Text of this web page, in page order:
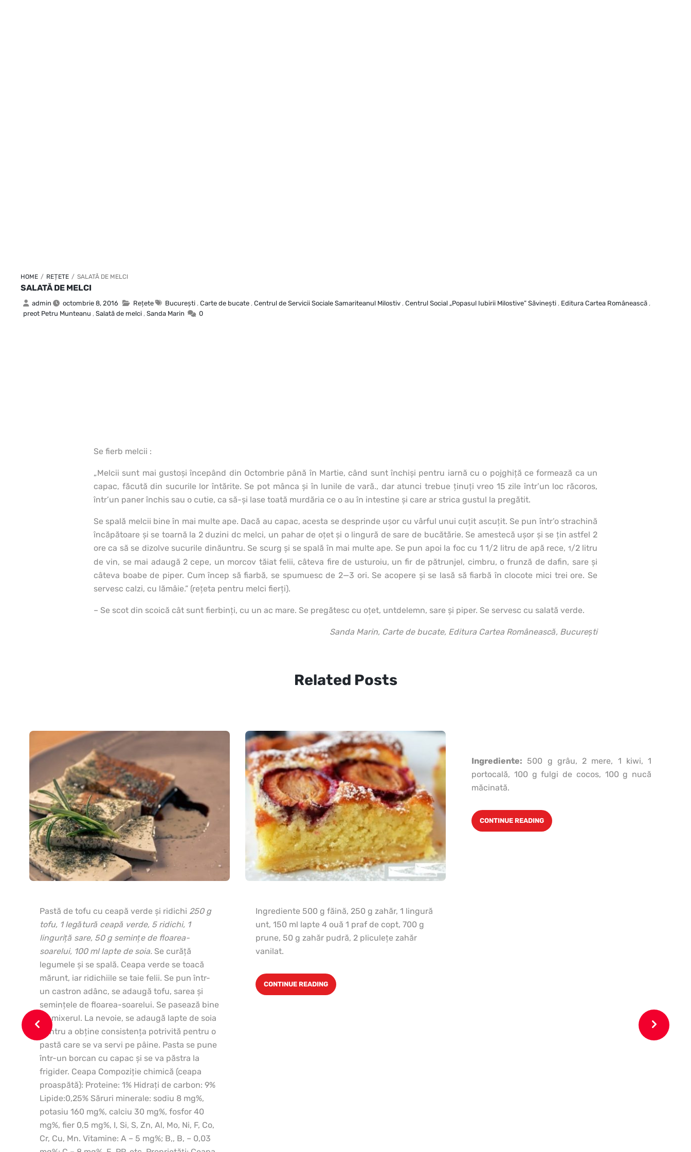
HOME / REȚETE / SALATĂ DE MELCI
SALATĂ DE MELCI
admin octombrie 8, 2016 Rețete Bucureşti , Carte de bucate , Centrul de Servicii Sociale Samariteanul Milostiv , Centrul Social „Popasul Iubirii Milostive” Săvineşti , Editura Cartea Românească ,
preot Petru Munteanu , Salată de melci , Sanda Marin 0
Se fierb melcii :
„Melcii sunt mai gustoşi începând din Octombrie până în Martie, când sunt închişi pentru iarnă cu o pojghiţă ce formează ca un
capac, făcută din sucurile lor întărite. Se pot mânca şi în lunile de vară., dar atunci trebue ţinuţi vreo 15 zile într’un loc răcoros,
într’un paner închis sau o cutie, ca să-şi lase toată murdăria ce o au în intestine şi care ar strica gustul la pregătit.
Se spală melcii bine în mai multe ape. Dacă au capac, acesta se desprinde uşor cu vârful unui cuţit ascuţit. Se pun într’o strachină
încăpătoare şi se toarnă la 2 duzini dc melci, un pahar de oţet şi o lingură de sare de bucătărie. Se amestecă uşor şi se ţin astfel 2
ore ca să se dizolve sucu­rile dinăuntru. Se scurg şi se spală în mai multe ape. Se pun apoi la foc cu 1 1/2 litru de apă rece, 1/2 litru
de vin, se mai adaugă 2 cepe, un morcov tăiat felii, câteva fire de usturoiu, un fir de pătrunjel, cimbru, o frunză de dafin, sare şi
câteva boabe de piper. Cum încep să fiarbă, se spumuesc de 2—3 ori. Se acopere şi se lasă să fiarbă în clocote mici trei ore. Se
servesc calzi, cu lămâie.” (reţeta pentru melci fierţi).
– Se scot din scoică cât sunt fierbinţi, cu un ac mare. Se pregătesc cu oţet, untdelemn, sare şi piper. Se ser­vesc cu salată verde.
Sanda Marin, Carte de bucate, Editura Cartea Românească, Bucureşti
Related Posts
Pastă de tofu cu ceapă verde şi ridichi 250 g
tofu, 1 legătură ceapă verde, 5 ridichi, 1
linguriţă sare, 50 g seminţe de floarea-
soarelui, 100 ml lapte de soia. Se curăţă
legumele şi se spală. Ceapa verde se toacă
mărunt, iar ridichiile se taie felii. Se pun într-
un castron adânc, se adaugă tofu, sarea şi
seminţele de floarea-soarelui. Se pasează bine
cu mixerul. La nevoie, se adaugă lapte de soia
pentru a obţine consistenţa potrivită pentru o
pastă care se va servi pe pâine. Pasta se pune
într-un borcan cu capac şi se va păstra la
frigider. Ceapa Compoziţie chimică (ceapa
proaspătă): Proteine: 1% Hidraţi de carbon: 9%
Lipide:0,25% Săruri minerale: sodiu 8 mg%,
potasiu 160 mg%, calciu 30 mg%, fosfor 40
mg%, fier 0,5 mg%, I, Si, S, Zn, Al, Mo, Ni, F, Co,
Cr, Cu, Mn. Vitamine: A – 5 mg%; B,, B, – 0,03
Ingrediente 500 g făină, 250 g zahăr, 1 lingură
unt, 150 ml lapte 4 ouă 1 praf de copt, 700 g
prune, 50 g zahăr pudră, 2 pliculeţe zahăr
vanilat.
CONTINUE READING
Ingrediente: 500 g grâu, 2 mere, 1 kiwi, 1
portocală, 100 g fulgi de cocos, 100 g nucă
măcinată.
CONTINUE READING